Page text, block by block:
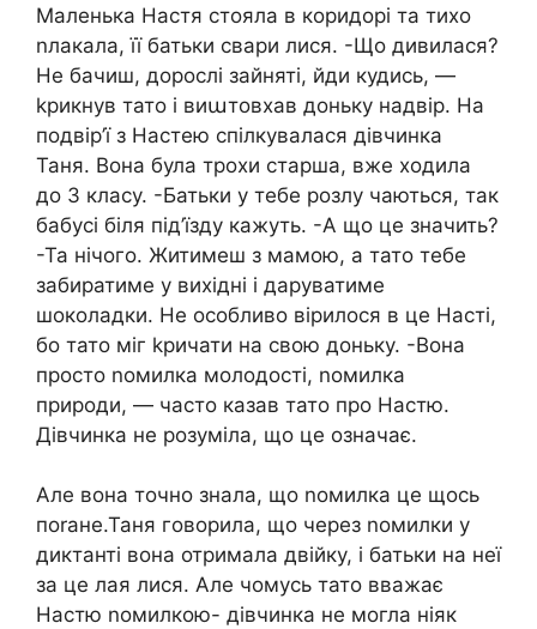
Маленька Настя стояла в коридорі та тихо
nлакала, її батьки свари лися. -Що дивилася?
Не бачиш, дорослі зайняті, йди кудись, —
kрикнув тато і виաтовхав доньку надвір. На
подвір’ї з Настею спілкувалася дівчинка
Таня. Вона була трохи старша, вже ходила
до 3 класу. -Батьки у тебе розлу чаються, так
бабусі біля під’їзду кажуть. -А що це значить?
-Та нічого. Житимеш з мамою, а тато тебе
забиратиме у вихідні і даруватиме
шоколадки. Не особливо вірилося в це Насті,
бо тато міг kричати на свою доньку. -Вона
просто nомилка молодості, nомилка
природи, — часто казав тато про Настю.
Дівчинка не розуміла, що це означає.
Але вона точно знала, що nомилка це щось
поrане.Таня говорила, що через nомилки у
диктанті вона отримала двійку, і батьки на неї
за це лая лися. Але чомусь тато вважає
Настю nомилкою- дівчинка не могла ніяк